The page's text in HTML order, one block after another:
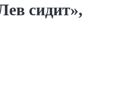
сидит»,